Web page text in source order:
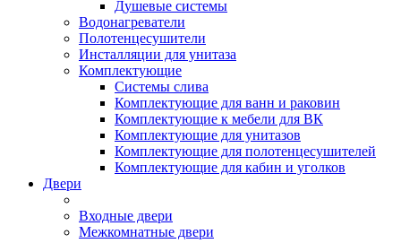
Душевые системы
Водонагреватели
Полотенцесушители
Инсталляции для унитаза
Комплектующие
Системы слива
Комплектующие для ванн и раковин
Комплектующие к мебели для ВК
Комплектующие для унитазов
Комплектующие для полотенцесушителей
Комплектующие для кабин и уголков
Двери
Входные двери
Межкомнатные двери